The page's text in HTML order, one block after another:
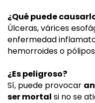
¿Qué puede
Úlceras, várices
enfermedad
hemorroides o
¿Es peligroso?
Sí, puede provocar
ser mortal si no se